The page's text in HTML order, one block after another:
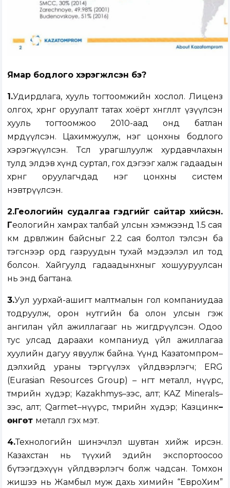
Ямар бодлого хэрэгжүүлсэн бэ?
1.Удирдлага, хууль тогтоомжийн хослол. Лиценз
олгох, хөрөнгө оруулалт татах хоёрт хөнгөлөлт үзүүлсэн
хууль тогтоомжоо 2010-аад онд батлан
мөрдүүлсэн. Цахимжуулж, нэг цонхны бодлого
хэрэгжүүлсэн. Төслөө урагшлуулж хурдавчлахын
тулд элдэв хүнд суртал, гох дэгээг халж гадаадын
хөрөнгө оруулагчдад нэг цонхны систем
нэвтрүүлсэн.
2.Геологийн судалгаа гэдгийг сайтар хийсэн.
Геологийн хамрах талбай улсын хэмжээнд 1.5 сая
км дөрвөлжин байсныг 2.2 сая болтол тэлсэн ба
тэгснээр орд газруудын тухай мэдээлэл ил тод
болсон. Хайгуулд гадаадынхныг хошууруулсан
нь энд багтана.
3.Уул уурхай-ашигт малтмалын гол компаниудаа
тодруулж, орон нутгийн ба олон улсын гэж
ангилан үйл ажиллагааг нь жигдрүүлсэн. Одоо
тус улсад дараахи компаниуд үйл ажиллагаа
хуулийн дагуу явуулж байна. Үүнд Казатомпром–
дэлхийд ураны тэргүүлэх үйлдвэрлэгч; ERG
(Eurasian Resources Group) – өнгөт металл, нүүрс,
төмрийн хүдэр; Kazakhmys–зэс, алт; KAZ Minerals–
зэс, алт; Qarmet–нүүрс, төмрийн хүдэр; Казцинк–
өнгөт металл гэх мэт.
4.Технологийн шинэчлэл шувтан хийж ирсэн.
Казахстан нь түүхий эдийн экспортоосоо
бүтээгдэхүүн үйлдвэрлэгч болж чадсан. Томхон
жишээ нь Жамбыл муж дахь химийн “ЕвроХим”